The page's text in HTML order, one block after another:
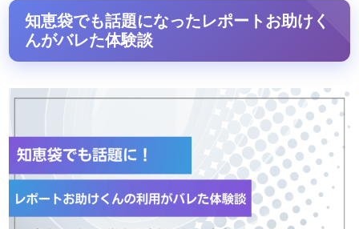
知恵袋でも話題になったレポートお助けく
んがバレた体験談